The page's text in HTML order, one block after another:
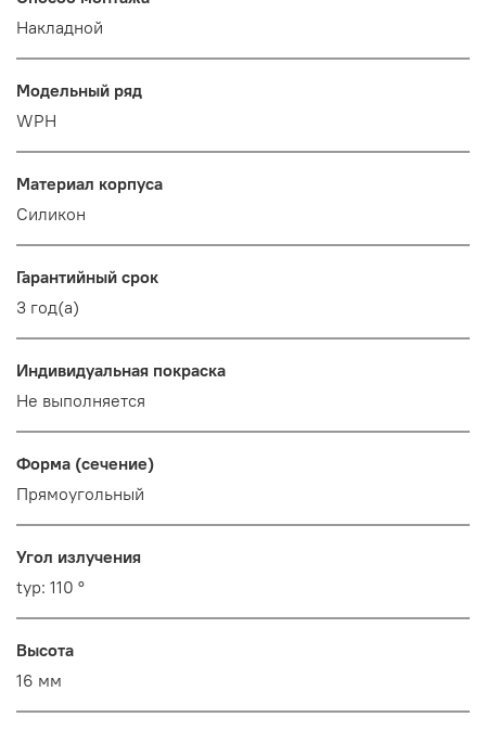
Накладной
Модельный ряд
WPH
Материал корпуса
Силикон
Гарантийный срок
3 год(а)
Индивидуальная покраска
Не выполняется
Форма (сечение)
Прямоугольный
Угол излучения
typ: 110 °
Высота
16 мм